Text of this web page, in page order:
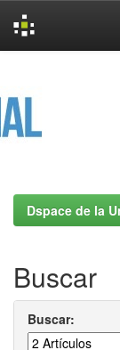
Dspace de la
Buscar
Buscar: